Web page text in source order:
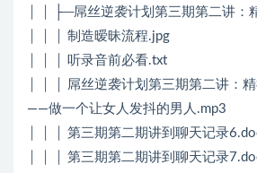
│ │ ├─屌丝逆袭计划第三期第二讲：
│ │ │ 制造暧昧流程.jpg
│ │ │ 听录音前必看.txt
│ │ │ 屌丝逆袭计划第三期第二讲：
——做一个让女人发抖的男人.mp3
│ │ │ 第三期第二期讲到聊天记录
│ │ │ 第三期第二期讲到聊天记录